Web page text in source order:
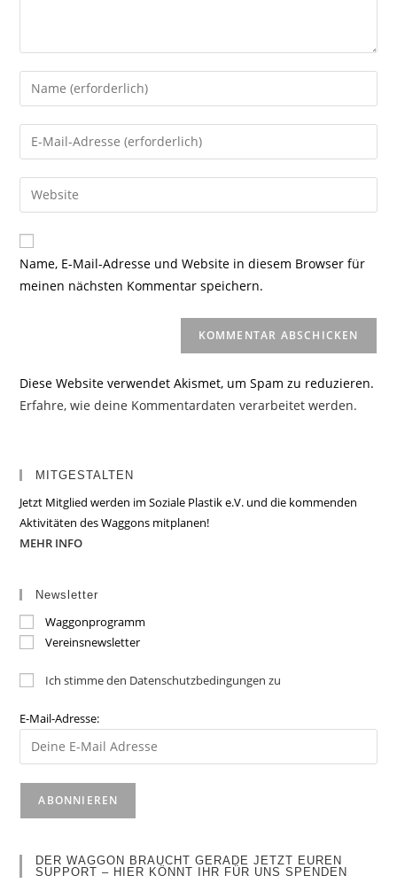
Gib
deinen
Namen
oder
zum
Kommentieren
ein
Gib
deine
E-
Mail-
zum
Kommentieren
ein
Gib
deine
Website-
URL
Name, E-Mail-Adresse und Website in diesem Browser für
meinen nächsten Kommentar speichern.
Diese Website verwendet Akismet, um Spam zu reduzieren.
Erfahre, wie deine Kommentardaten verarbeitet werden.
MITGESTALTEN
Jetzt Mitglied werden im Soziale Plastik e.V. und die kommenden
Aktivitäten des Waggons mitplanen!
MEHR INFO
Newsletter
Waggonprogramm
Vereinsnewsletter
Ich stimme den Datenschutzbedingungen zu
E-Mail-Adresse:
DER WAGGON BRAUCHT GERADE JETZT EUREN
SUPPORT – HIER KÖNNT IHR FÜR UNS SPENDEN